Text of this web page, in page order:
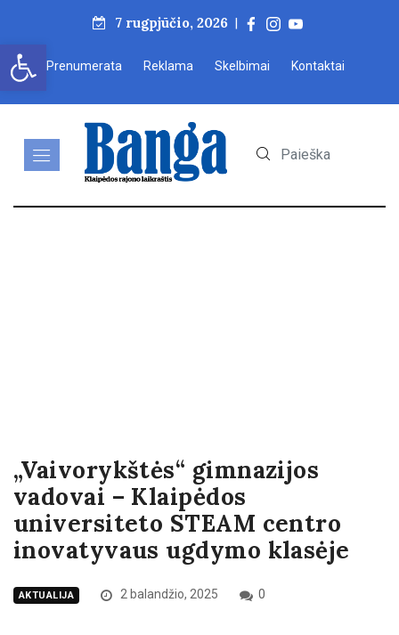
Open toolbar
7 rugpjūčio, 2026 |
Prenumerata Reklama Skelbimai Kontaktai
„Vaivorykštės“ gimnazijos
vadovai – Klaipėdos
universiteto STEAM centro
inovatyvaus ugdymo klasėje
AKTUALIJA 2 balandžio, 2025 0